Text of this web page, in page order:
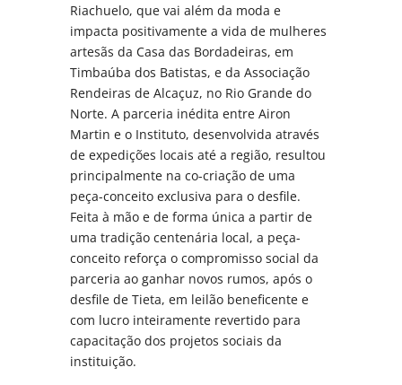
Riachuelo, que vai além da moda e
impacta positivamente a vida de mulheres
artesãs da Casa das Bordadeiras, em
Timbaúba dos Batistas, e da Associação
Rendeiras de Alcaçuz, no Rio Grande do
Norte. A parceria inédita entre Airon
Martin e o Instituto, desenvolvida através
de expedições locais até a região, resultou
principalmente na co-criação de uma
peça-conceito exclusiva para o desfile.
Feita à mão e de forma única a partir de
uma tradição centenária local, a peça-
conceito reforça o compromisso social da
parceria ao ganhar novos rumos, após o
desfile de Tieta, em leilão beneficente e
com lucro inteiramente revertido para
capacitação dos projetos sociais da
instituição.